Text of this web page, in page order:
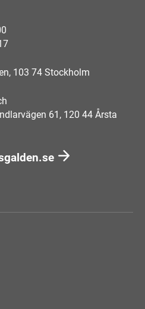
103 74 Stockholm
61, 120 44 Årsta